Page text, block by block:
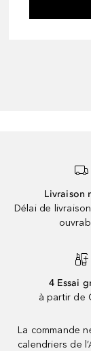
Livraison
Délai de
4 Essai
à partir de
La commande
calendriers de